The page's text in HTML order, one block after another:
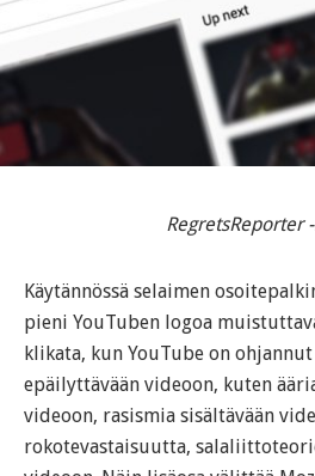
RegretsReporter
Käytännössä selaimen
pieni YouTuben logoa
klikata, kun YouTube on
epäilyttävään videoon, kuten
videoon, rasismia sisältävään
rokotevastaisuutta,